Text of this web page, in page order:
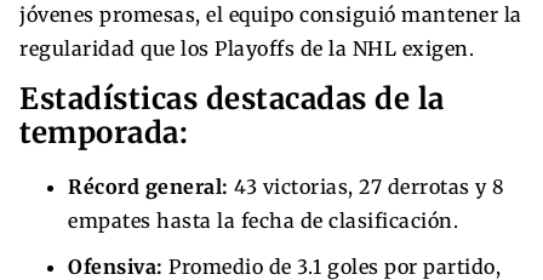
jóvenes promesas, el equipo consiguió mantener la
regularidad que los Playoffs de la NHL exigen.
Estadísticas destacadas de la
temporada:
Récord general: 43 victorias, 27 derrotas y 8
empates hasta la fecha de clasificación.
Ofensiva: Promedio de 3.1 goles por partido,